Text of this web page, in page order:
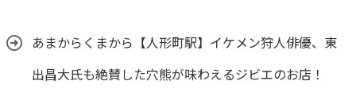
あまからくまから【人形町駅】イケメン狩人俳優、東
出昌大氏も絶賛した穴熊が味わえるジビエのお店！